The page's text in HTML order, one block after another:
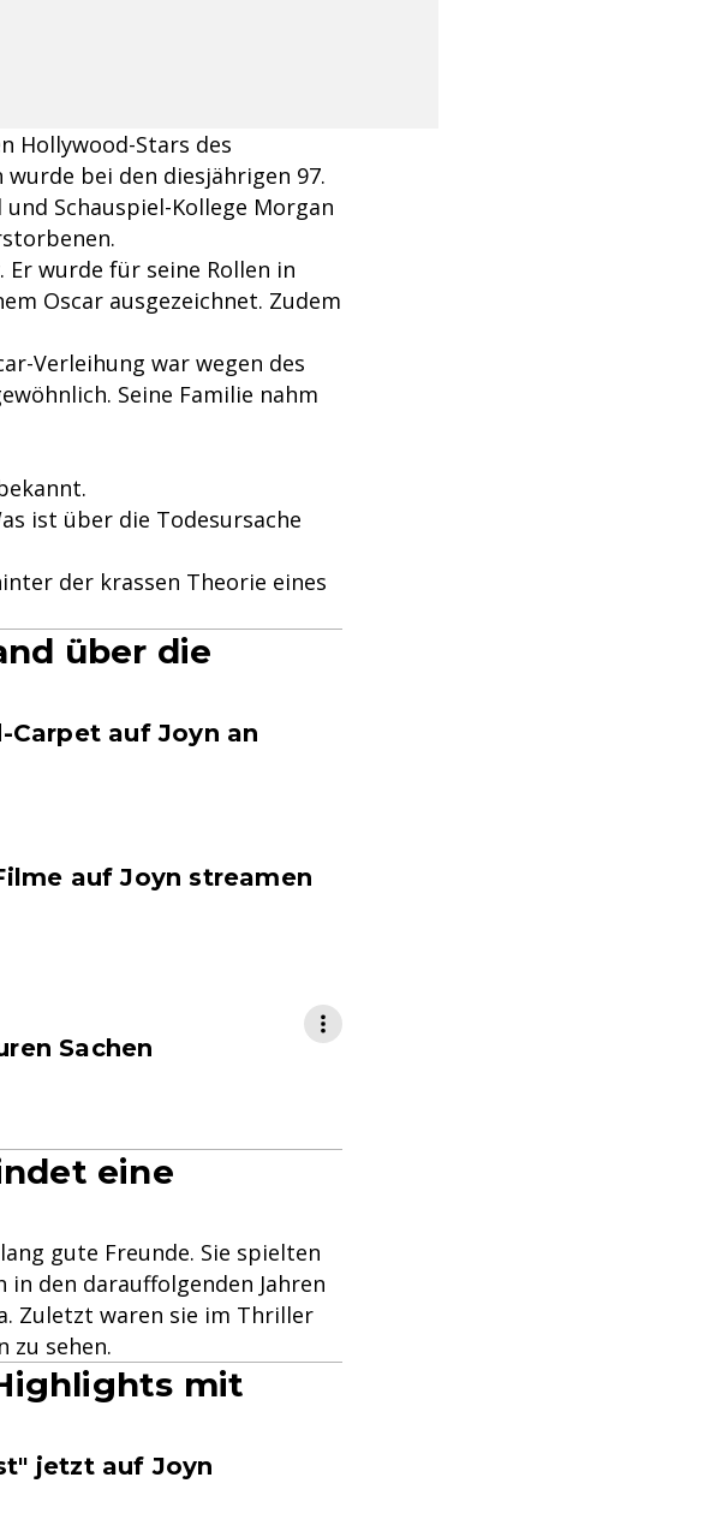
Hollywood-Stars des
wurde bei den diesjährigen 97.
Schauspiel-Kollege Morgan
wurde für seine Rollen in
Oscar ausgezeichnet. Zudem
Verleihung war wegen des
Seine Familie nahm
ist über die Todesursache
der krassen Theorie eines
über die
Carpet auf Joyn an
auf Joyn streamen
Sachen
eine
gute Freunde. Sie spielten
in den darauffolgenden Jahren
Zuletzt waren sie im Thriller
zu sehen.
mit
jetzt auf Joyn